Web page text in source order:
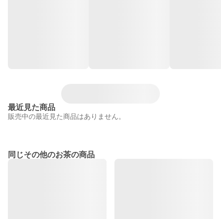
最近見た商品
販売中の最近見た商品はありません。
同じその他のお茶の商品